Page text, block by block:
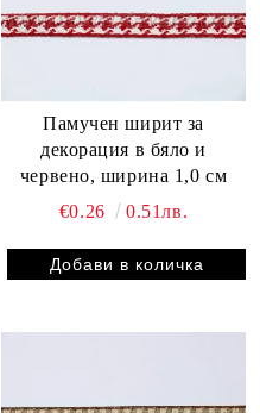
Памучен ширит за
декорация в бяло и
червено, ширина 1,0 см
€0.26
0.51лв.